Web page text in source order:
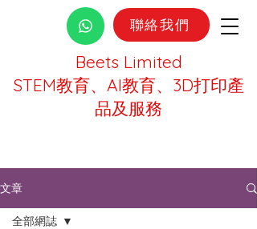
Beets Limited
STEM教育、AI教育、3D打印產
品及服務
聯絡我們
文章
全部網誌